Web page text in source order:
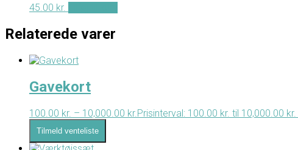
45.00 kr.
Relaterede varer
Gavekort
100.00 kr. – 10,000.00 kr. Prisinterval: 100.00 kr. til 10,000.00 kr.
Tilmeld venteliste